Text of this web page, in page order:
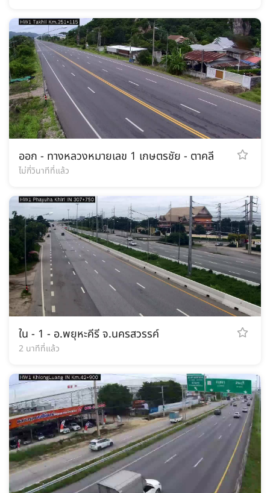
ออก - ทางหลวงหมายเลข 1 เกษตรชัย - ตาคลี
ไม่กี่วินาทีที่แล้ว
ใน - 1 - อ.พยุหะคีรี จ.นครสวรรค์
2 นาทีที่แล้ว